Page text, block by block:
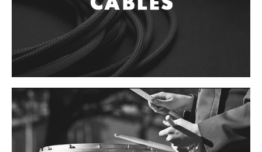
Strobos
Maquinas de humo y escenario
Controladores
Accesorios
Cables y Conectores